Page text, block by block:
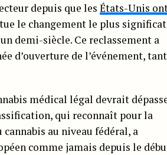
depuis que les États-Unis
le changement le plus
demi-siècle. Ce reclassement a
d’ouverture de l’événement,
médical légal devrait
qui reconnaît pour la
au niveau fédéral, a
comme jamais depuis le